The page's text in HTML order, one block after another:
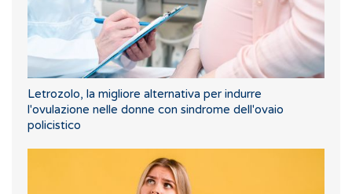
Letrozolo, la migliore alternativa per indurre
l'ovulazione nelle donne con sindrome dell'ovaio
policistico